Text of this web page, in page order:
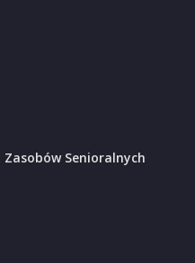
Senioralnych